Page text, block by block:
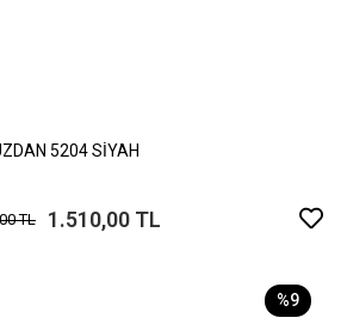
5204 SİYAH
TL 1.510,00 TL
%9